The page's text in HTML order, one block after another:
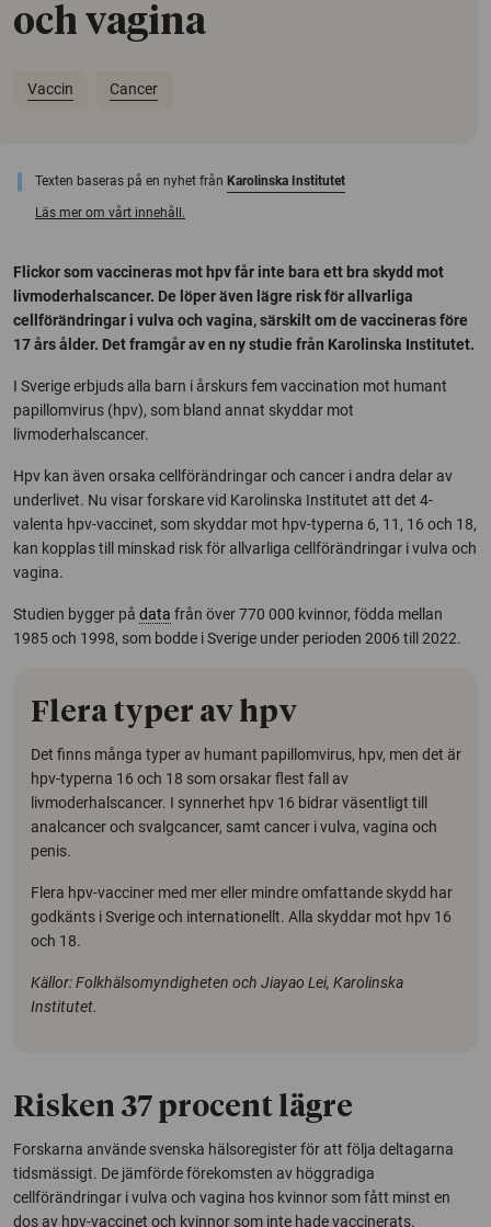
och vagina
Vaccin Cancer
Texten baseras på en nyhet från Karolinska Institutet
Läs mer om vårt innehåll.
Flickor som vaccineras mot hpv får inte bara ett bra skydd mot
livmoderhalscancer. De löper även lägre risk för allvarliga
cellförändringar i vulva och vagina, särskilt om de vaccineras före
17 års ålder. Det framgår av en ny studie från Karolinska Institutet.
I Sverige erbjuds alla barn i årskurs fem vaccination mot humant
papillomvirus (hpv), som bland annat skyddar mot
livmoderhalscancer.
Hpv kan även orsaka cellförändringar och cancer i andra delar av
underlivet. Nu visar forskare vid Karolinska Institutet att det 4-
valenta hpv-vaccinet, som skyddar mot hpv-typerna 6, 11, 16 och 18,
kan kopplas till minskad risk för allvarliga cellförändringar i vulva och
vagina.
Studien bygger på data från över 770 000 kvinnor, födda mellan
1985 och 1998, som bodde i Sverige under perioden 2006 till 2022.
Flera typer av hpv
Det finns många typer av humant papillomvirus, hpv, men det är
hpv-typerna 16 och 18 som orsakar flest fall av
livmoderhalscancer. I synnerhet hpv 16 bidrar väsentligt till
analcancer och svalgcancer, samt cancer i vulva, vagina och
penis.
Flera hpv-vacciner med mer eller mindre omfattande skydd har
godkänts i Sverige och internationellt. Alla skyddar mot hpv 16
och 18.
Källor: Folkhälsomyndigheten och Jiayao Lei, Karolinska
Institutet.
Risken 37 procent lägre
Forskarna använde svenska hälsoregister för att följa deltagarna
tidsmässigt. De jämförde förekomsten av höggradiga
cellförändringar i vulva och vagina hos kvinnor som fått minst en
dos av hpv-vaccinet och kvinnor som inte hade vaccinerats.